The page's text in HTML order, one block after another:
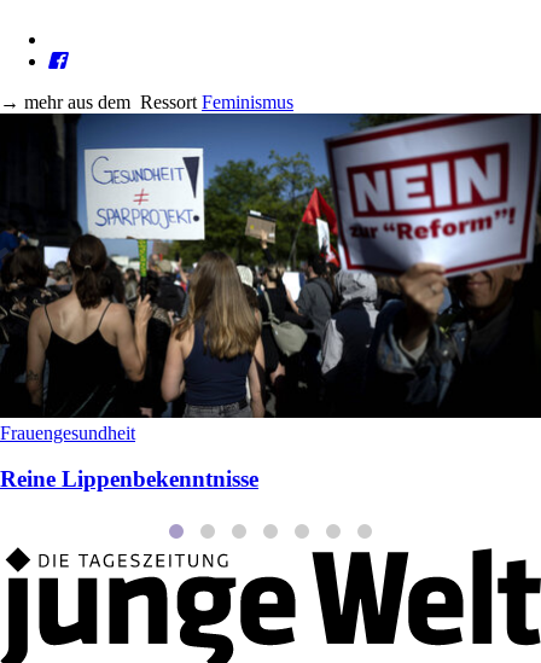
→ mehr aus dem Ressort Feminismus
Frauengesundheit
Reine Lippenbekenntnisse